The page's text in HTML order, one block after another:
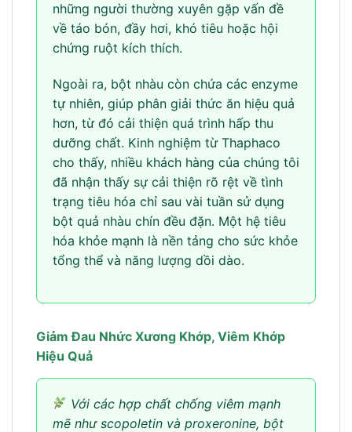
những người thường xuyên gặp vấn đề
về táo bón, đầy hơi, khó tiêu hoặc hội
chứng ruột kích thích.
Ngoài ra, bột nhàu còn chứa các enzyme
tự nhiên, giúp phân giải thức ăn hiệu quả
hơn, từ đó cải thiện quá trình hấp thu
dưỡng chất. Kinh nghiệm từ Thaphaco
cho thấy, nhiều khách hàng của chúng tôi
đã nhận thấy sự cải thiện rõ rệt về tình
trạng tiêu hóa chỉ sau vài tuần sử dụng
bột quả nhàu chín đều đặn. Một hệ tiêu
hóa khỏe mạnh là nền tảng cho sức khỏe
tổng thể và năng lượng dồi dào.
Giảm Đau Nhức Xương Khớp, Viêm Khớp
Hiệu Quả
Với các hợp chất chống viêm mạnh
mẽ như scopoletin và proxeronine, bột